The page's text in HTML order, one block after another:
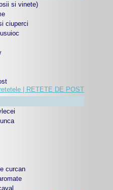
si vinete)
ciuperci
| RETETE DE POST
curcan